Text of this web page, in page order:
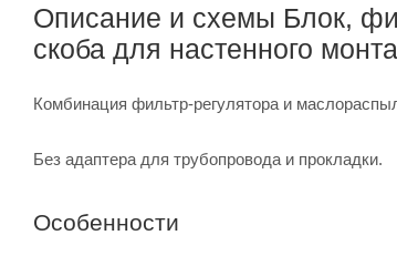
Описание и схемы Блок,
скоба для настенного
Комбинация фильтр-регулятора и
Без адаптера для трубопровода и прокладки.
Особенности